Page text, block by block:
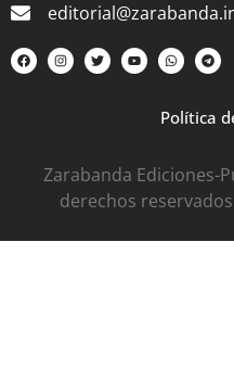
Política
Zarabanda Ediciones-
derechos